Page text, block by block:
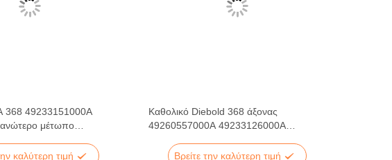
368 49233151000A
μέτωπο
καλύτερη τιμή
Καθολικό Diebold 368 άξονας
49260557000A 49233126000A
μετρητώνΒρείτε την καλύτερη τιμή